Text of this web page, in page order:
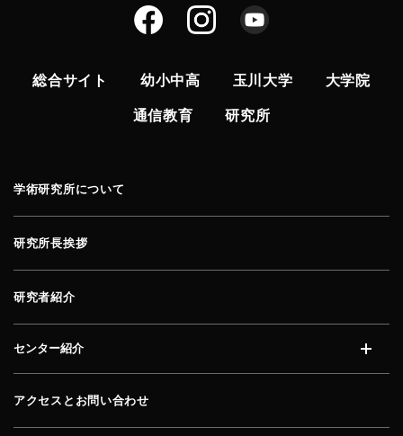
総合サイト 幼小中高 玉川大学 大学院
通信教育 研究所
学術研究所について
研究所長挨拶
研究者紹介
センター紹介
アクセスとお問い合わせ